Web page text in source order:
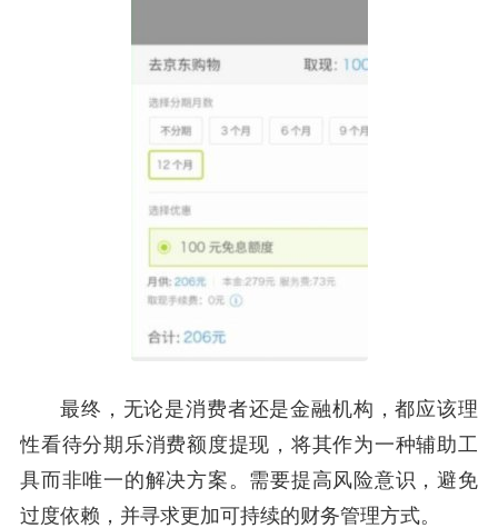
最终，无论是消费者还是金融机构，都应该理
性看待分期乐消费额度提现，将其作为一种辅助工
具而非唯一的解决方案。需要提高风险意识，避免
过度依赖，并寻求更加可持续的财务管理方式。